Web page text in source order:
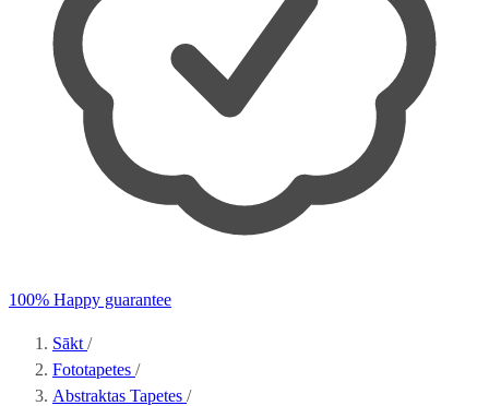
100% Happy guarantee
Sākt /
Fototapetes /
Abstraktas Tapetes /